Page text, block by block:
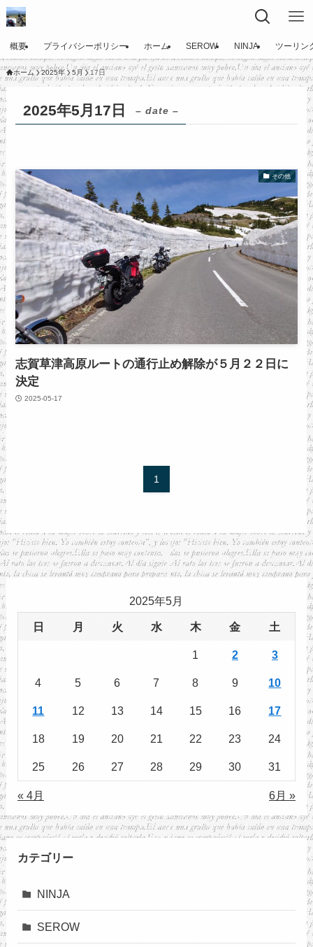
概要 プライバシーポリシー ホーム SEROW NINJA ツーリン
ホーム 2025年 5月 17日
2025年5月17日 – date –
その他
志賀草津高原ルートの通行止め解除が５月２２日に
決定
2025-05-17
1
2025年5月
日 月 火 水 木 金 土
1 2 3
4 5 6 7 8 9 10
11 12 13 14 15 16 17
18 19 20 21 22 23 24
25 26 27 28 29 30 31
« 4月 6月 »
カテゴリー
NINJA
SEROW